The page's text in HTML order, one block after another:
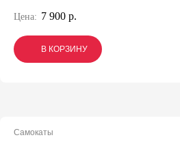
Цена: 7 900 р.
В КОРЗИНУ
В КОРЗИНУ
В КОРЗИНУ
Самокаты